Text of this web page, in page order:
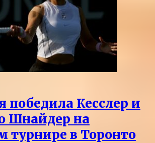
победила Кесслер и
Шнайдер на
турнире в Торонто